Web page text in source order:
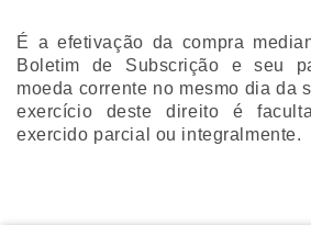
É a efetivação da compra
Boletim de Subscrição e seu
moeda corrente no mesmo dia da
exercício deste direito é
exercido parcial ou integralmente.